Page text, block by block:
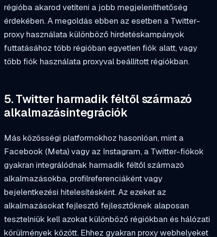
régióba akarod vetíteni a jobb megjeleníthetőség
érdekében. A megoldás ebben az esetben a Twitter-
proxy használata különböző hirdetéskampányok
futtatásához több régióban egyetlen fiók alatt, vagy
több fiók használata proxyval beállított régiókban.
5. Twitter harmadik féltől származó
alkalmazásintegrációk
Más közösségi platformokhoz hasonlóan, mint a
Facebook (Meta) vagy az Instagram, a Twitter-fiókok
gyakran integrálódnak harmadik féltől származó
alkalmazásokba, profilreferenciáként vagy
bejelentkezési hitelesítésként. Az ezeket az
alkalmazásokat fejlesztő fejlesztőknek alaposan
tesztelniük kell azokat különböző régiókban és hálózati
körülmények között. Ehhez gyakran proxy webhelyeket